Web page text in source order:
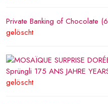
Private Banking of Chocolate
gelöscht
gelöscht